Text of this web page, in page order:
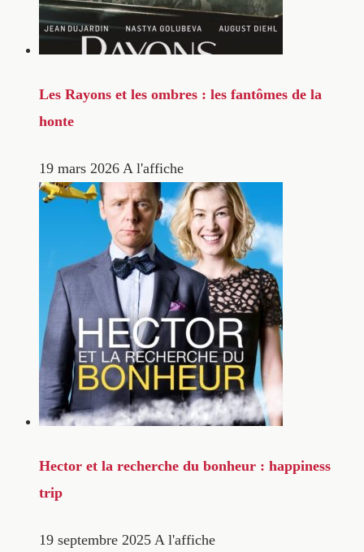
Les Rayons et les ombres : les fantômes de la
honte
19 mars 2026 A l'affiche
Hector et la recherche du bonheur : happiness
trip
19 septembre 2025 A l'affiche